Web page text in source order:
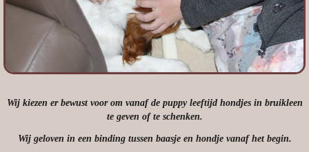
Wij kiezen er bewust voor om vanaf de puppy leeftijd hondjes in bruikleen
te geven of te schenken.
Wij geloven in een binding tussen baasje en hondje vanaf het begin.